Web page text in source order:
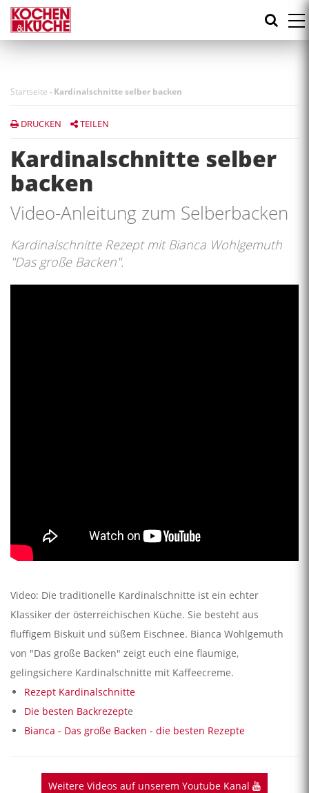
Direkt
zum
Inhalt
Startseite -Kardinalschnitte selber backen
DRUCKEN TEILEN
Kardinalschnitte selber
backen
Video-Anleitung zum Selberbacken
Kardinalschnitte Rezept mit Bianca Wohlgemuth
"Das große Backen".
Video: Die traditionelle Kardinalschnitte ist ein echter
Klassiker der österreichischen Küche. Sie besteht aus
fluffigem Biskuit und süßem Eischnee. Bianca Wohlgemuth
von "Das große Backen" zeigt euch eine flaumige,
gelingsichere Kardinalschnitte mit Kaffeecreme.
Rezept Kardinalschnitte
Die besten Backrezepte
Bianca - Das große Backen - die besten Rezepte
Weitere Videos auf unserem Youtube Kanal